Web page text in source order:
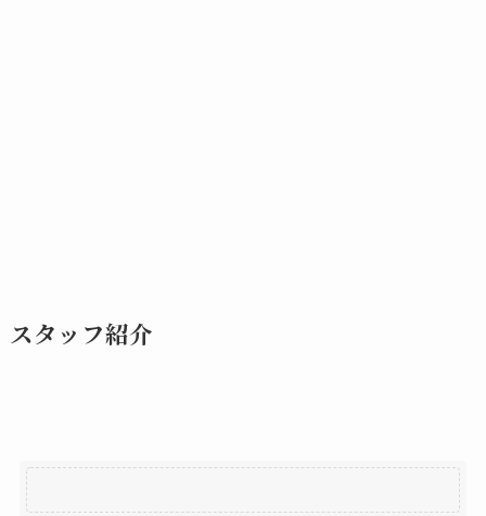
スタッフ紹介